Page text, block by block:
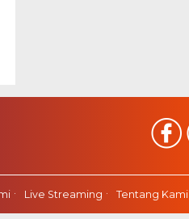
Live Streaming Tentang Kami